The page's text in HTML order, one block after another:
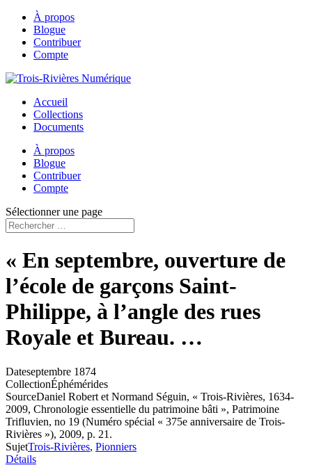
À propos
Blogue
Contribuer
Compte
Accueil
Collections
Documents
À propos
Blogue
Contribuer
Compte
Sélectionner une page
« En septembre, ouverture de
l’école de garçons Saint-
Philippe, à l’angle des rues
Royale et Bureau. …
Dateseptembre 1874
CollectionÉphémérides
SourceDaniel Robert et Normand Séguin, « Trois-Rivières, 1634-
2009, Chronologie essentielle du patrimoine bâti », Patrimoine
Trifluvien, no 19 (Numéro spécial « 375e anniversaire de Trois-
Rivières »), 2009, p. 21.
SujetTrois-Rivières, Pionniers
Détails